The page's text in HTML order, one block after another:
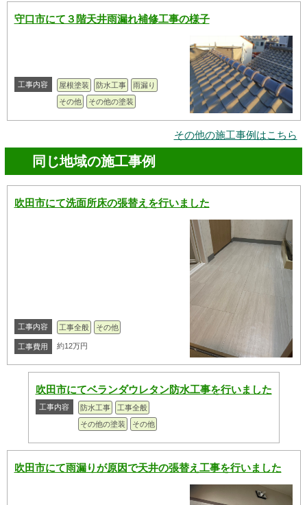
守口市にて３階天井雨漏れ補修工事の様子
工事内容 屋根塗装 防水工事
雨漏り
その他
その他の塗装
その他の施工事例はこちら
同じ地域の施工事例
吹田市にて洗面所床の張替えを行いました
工事内容 工事全般 その他
工事費用 約12万円
吹田市にてベランダウレタン防水工事を行いました
工事内容 防水工事
工事全般
その他の塗装
その他
吹田市にて雨漏りが原因で天井の張替え工事を行いました